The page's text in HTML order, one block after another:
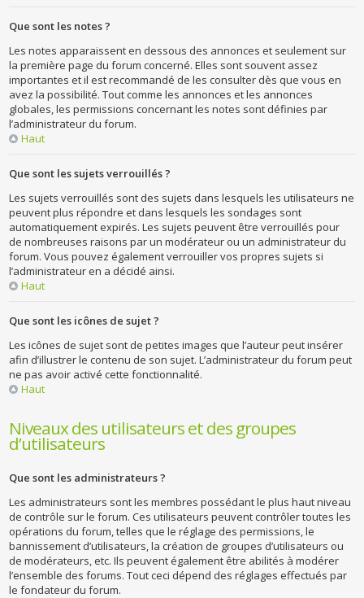
Que sont les notes ?
Les notes apparaissent en dessous des annonces et seulement sur
la première page du forum concerné. Elles sont souvent assez
importantes et il est recommandé de les consulter dès que vous en
avez la possibilité. Tout comme les annonces et les annonces
globales, les permissions concernant les notes sont définies par
l’administrateur du forum.
Haut
Que sont les sujets verrouillés ?
Les sujets verrouillés sont des sujets dans lesquels les utilisateurs ne
peuvent plus répondre et dans lesquels les sondages sont
automatiquement expirés. Les sujets peuvent être verrouillés pour
de nombreuses raisons par un modérateur ou un administrateur du
forum. Vous pouvez également verrouiller vos propres sujets si
l’administrateur en a décidé ainsi.
Haut
Que sont les icônes de sujet ?
Les icônes de sujet sont de petites images que l’auteur peut insérer
afin d’illustrer le contenu de son sujet. L’administrateur du forum peut
ne pas avoir activé cette fonctionnalité.
Haut
Niveaux des utilisateurs et des groupes
d’utilisateurs
Que sont les administrateurs ?
Les administrateurs sont les membres possédant le plus haut niveau
de contrôle sur le forum. Ces utilisateurs peuvent contrôler toutes les
opérations du forum, telles que le réglage des permissions, le
bannissement d’utilisateurs, la création de groupes d’utilisateurs ou
de modérateurs, etc. Ils peuvent également être abilités à modérer
l’ensemble des forums. Tout ceci dépend des réglages effectués par
le fondateur du forum.